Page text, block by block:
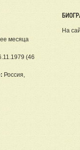
месяца
(46
Россия,
На